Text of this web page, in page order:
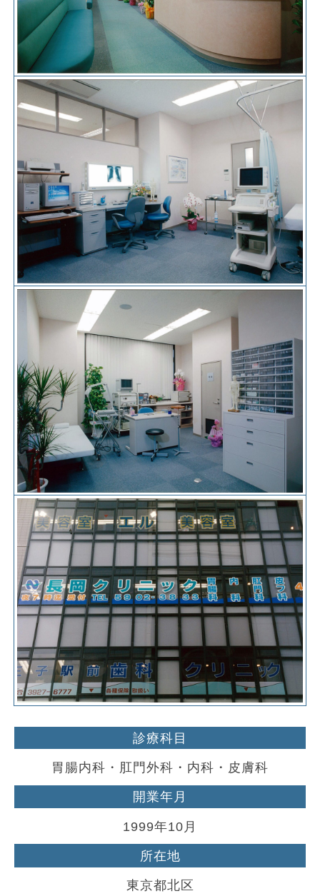
診療科目
胃腸内科・肛門外科・内科・皮膚科
開業年月
1999年10月
所在地
東京都北区